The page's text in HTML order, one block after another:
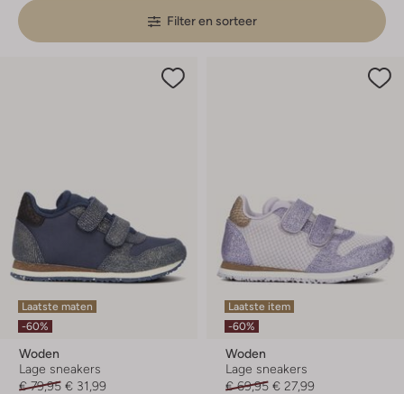
Filter en sorteer
Laatste maten
-60%
Woden
Lage sneakers
€ 79,95 € 31,99
Laatste item
-60%
Woden
Lage sneakers
€ 69,95 € 27,99